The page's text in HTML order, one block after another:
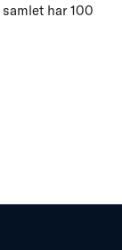
har 100